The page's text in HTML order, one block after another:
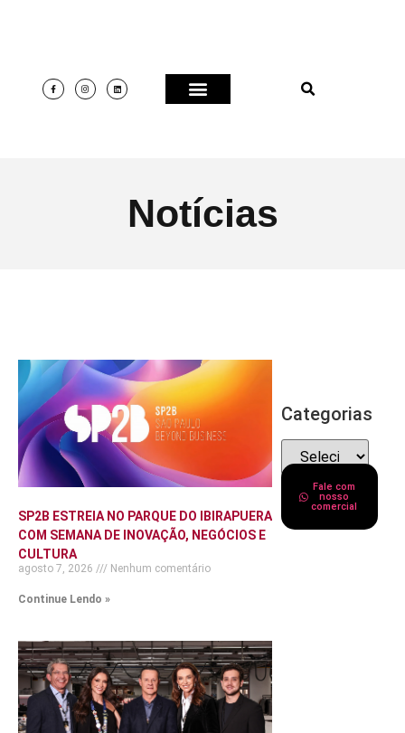
Notícias
SP2B ESTREIA NO PARQUE DO IBIRAPUERA
COM SEMANA DE INOVAÇÃO, NEGÓCIOS E
CULTURA
agosto 7, 2026 Nenhum comentário
Continue Lendo »
Categorias
Fale com
nosso
comercial